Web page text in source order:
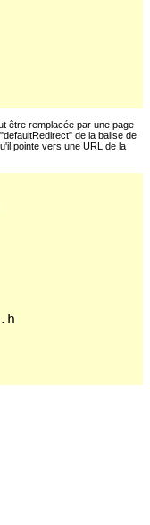
être remplacée par une page
de la balise de
pointe vers une URL de la